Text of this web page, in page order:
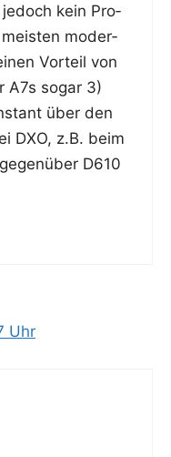
jedoch kein Pro­
moder­
Vor­teil von
A7s sogar 3)
über den
DXO, z.B. beim
D610
Uhr